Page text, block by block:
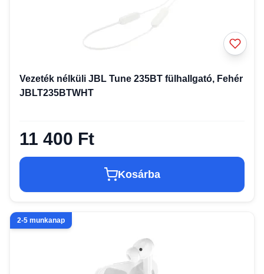
Vezeték nélküli JBL Tune 235BT fülhallgató, Fehér
JBLT235BTWHT
11 400 Ft
Kosárba
2-5 munkanap